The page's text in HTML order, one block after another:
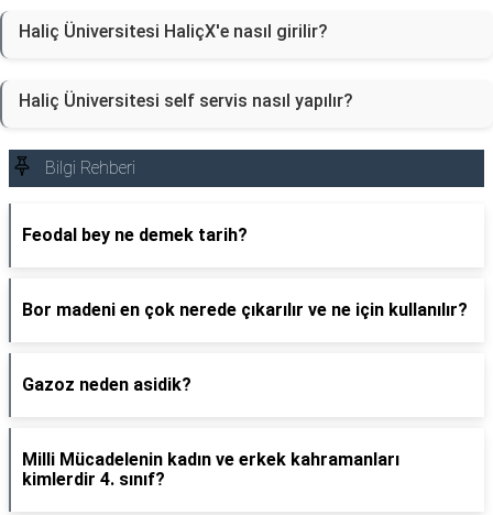
Haliç Üniversitesi HaliçX'e nasıl girilir?
Haliç Üniversitesi self servis nasıl yapılır?
Bilgi Rehberi
Feodal bey ne demek tarih?
Bor madeni en çok nerede çıkarılır ve ne için kullanılır?
Gazoz neden asidik?
Milli Mücadelenin kadın ve erkek kahramanları
kimlerdir 4. sınıf?